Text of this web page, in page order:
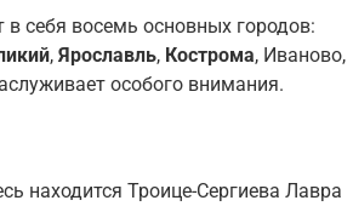
в себя восемь основных городов:
, Ярославль, Кострома, Иваново,
особого внимания.
находится Троице-Сергиева Лавра